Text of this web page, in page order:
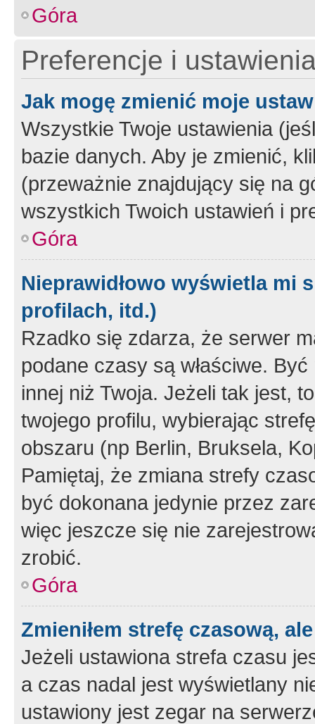
Góra
Preferencje i
Jak mogę zmienić moje
Wszystkie Twoje ustawienia
bazie danych. Aby je zmienić,
(przeważnie znajdujący się na
wszystkich Twoich ustawień i
Góra
Nieprawidłowo wyświetla mi
profilach, itd.)
Rzadko się zdarza, że serwer
podane czasy są właściwe.
innej niż Twoja. Jeżeli tak jest,
twojego profilu, wybierając
obszaru (np Berlin, Bruksela,
Pamiętaj, że zmiana strefy
być dokonana jedynie przez
więc jeszcze się nie
zrobić.
Góra
Zmieniłem strefę czasową,
Jeżeli ustawiona strefa czasu
a czas nadal jest wyświetlany
ustawiony jest zegar na